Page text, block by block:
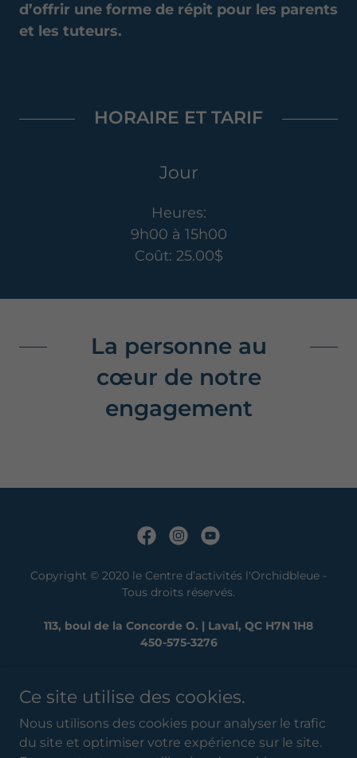
d’offrir une forme de répit pour les parents
et les tuteurs.
HORAIRE ET TARIF
Jour
Heures:
9h00 à 15h00
Coût: 25.00$
La personne au
cœur de notre
engagement
Copyright © 2020 le Centre d’activités l'Orchidbleue -
Tous droits réservés.
113, boul de la Concorde O. | Laval, QC H7N 1H8
450-575-3276
QUI SOMMES-NOUS?
DES GESTES CONCRETS
PARTICIPEZ ET CONTRIBUEZ
Ce site utilise des cookies.
Nous utilisons des cookies pour analyser le trafic
du site et optimiser votre expérience sur le site.